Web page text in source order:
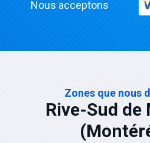
Nous acceptons
Zones que nous
Rive-Sud de